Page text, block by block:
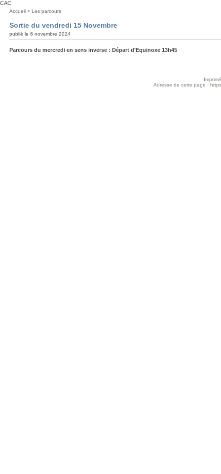
CAC
Vous
ici
:
Accueil >Les parcours
Sortie du vendredi 15 Novembre
publié le 6 novembre 2024
Parcours du mercredi en sens inverse : Départ d’Equinoxe 13h45
Adresse de cette page :